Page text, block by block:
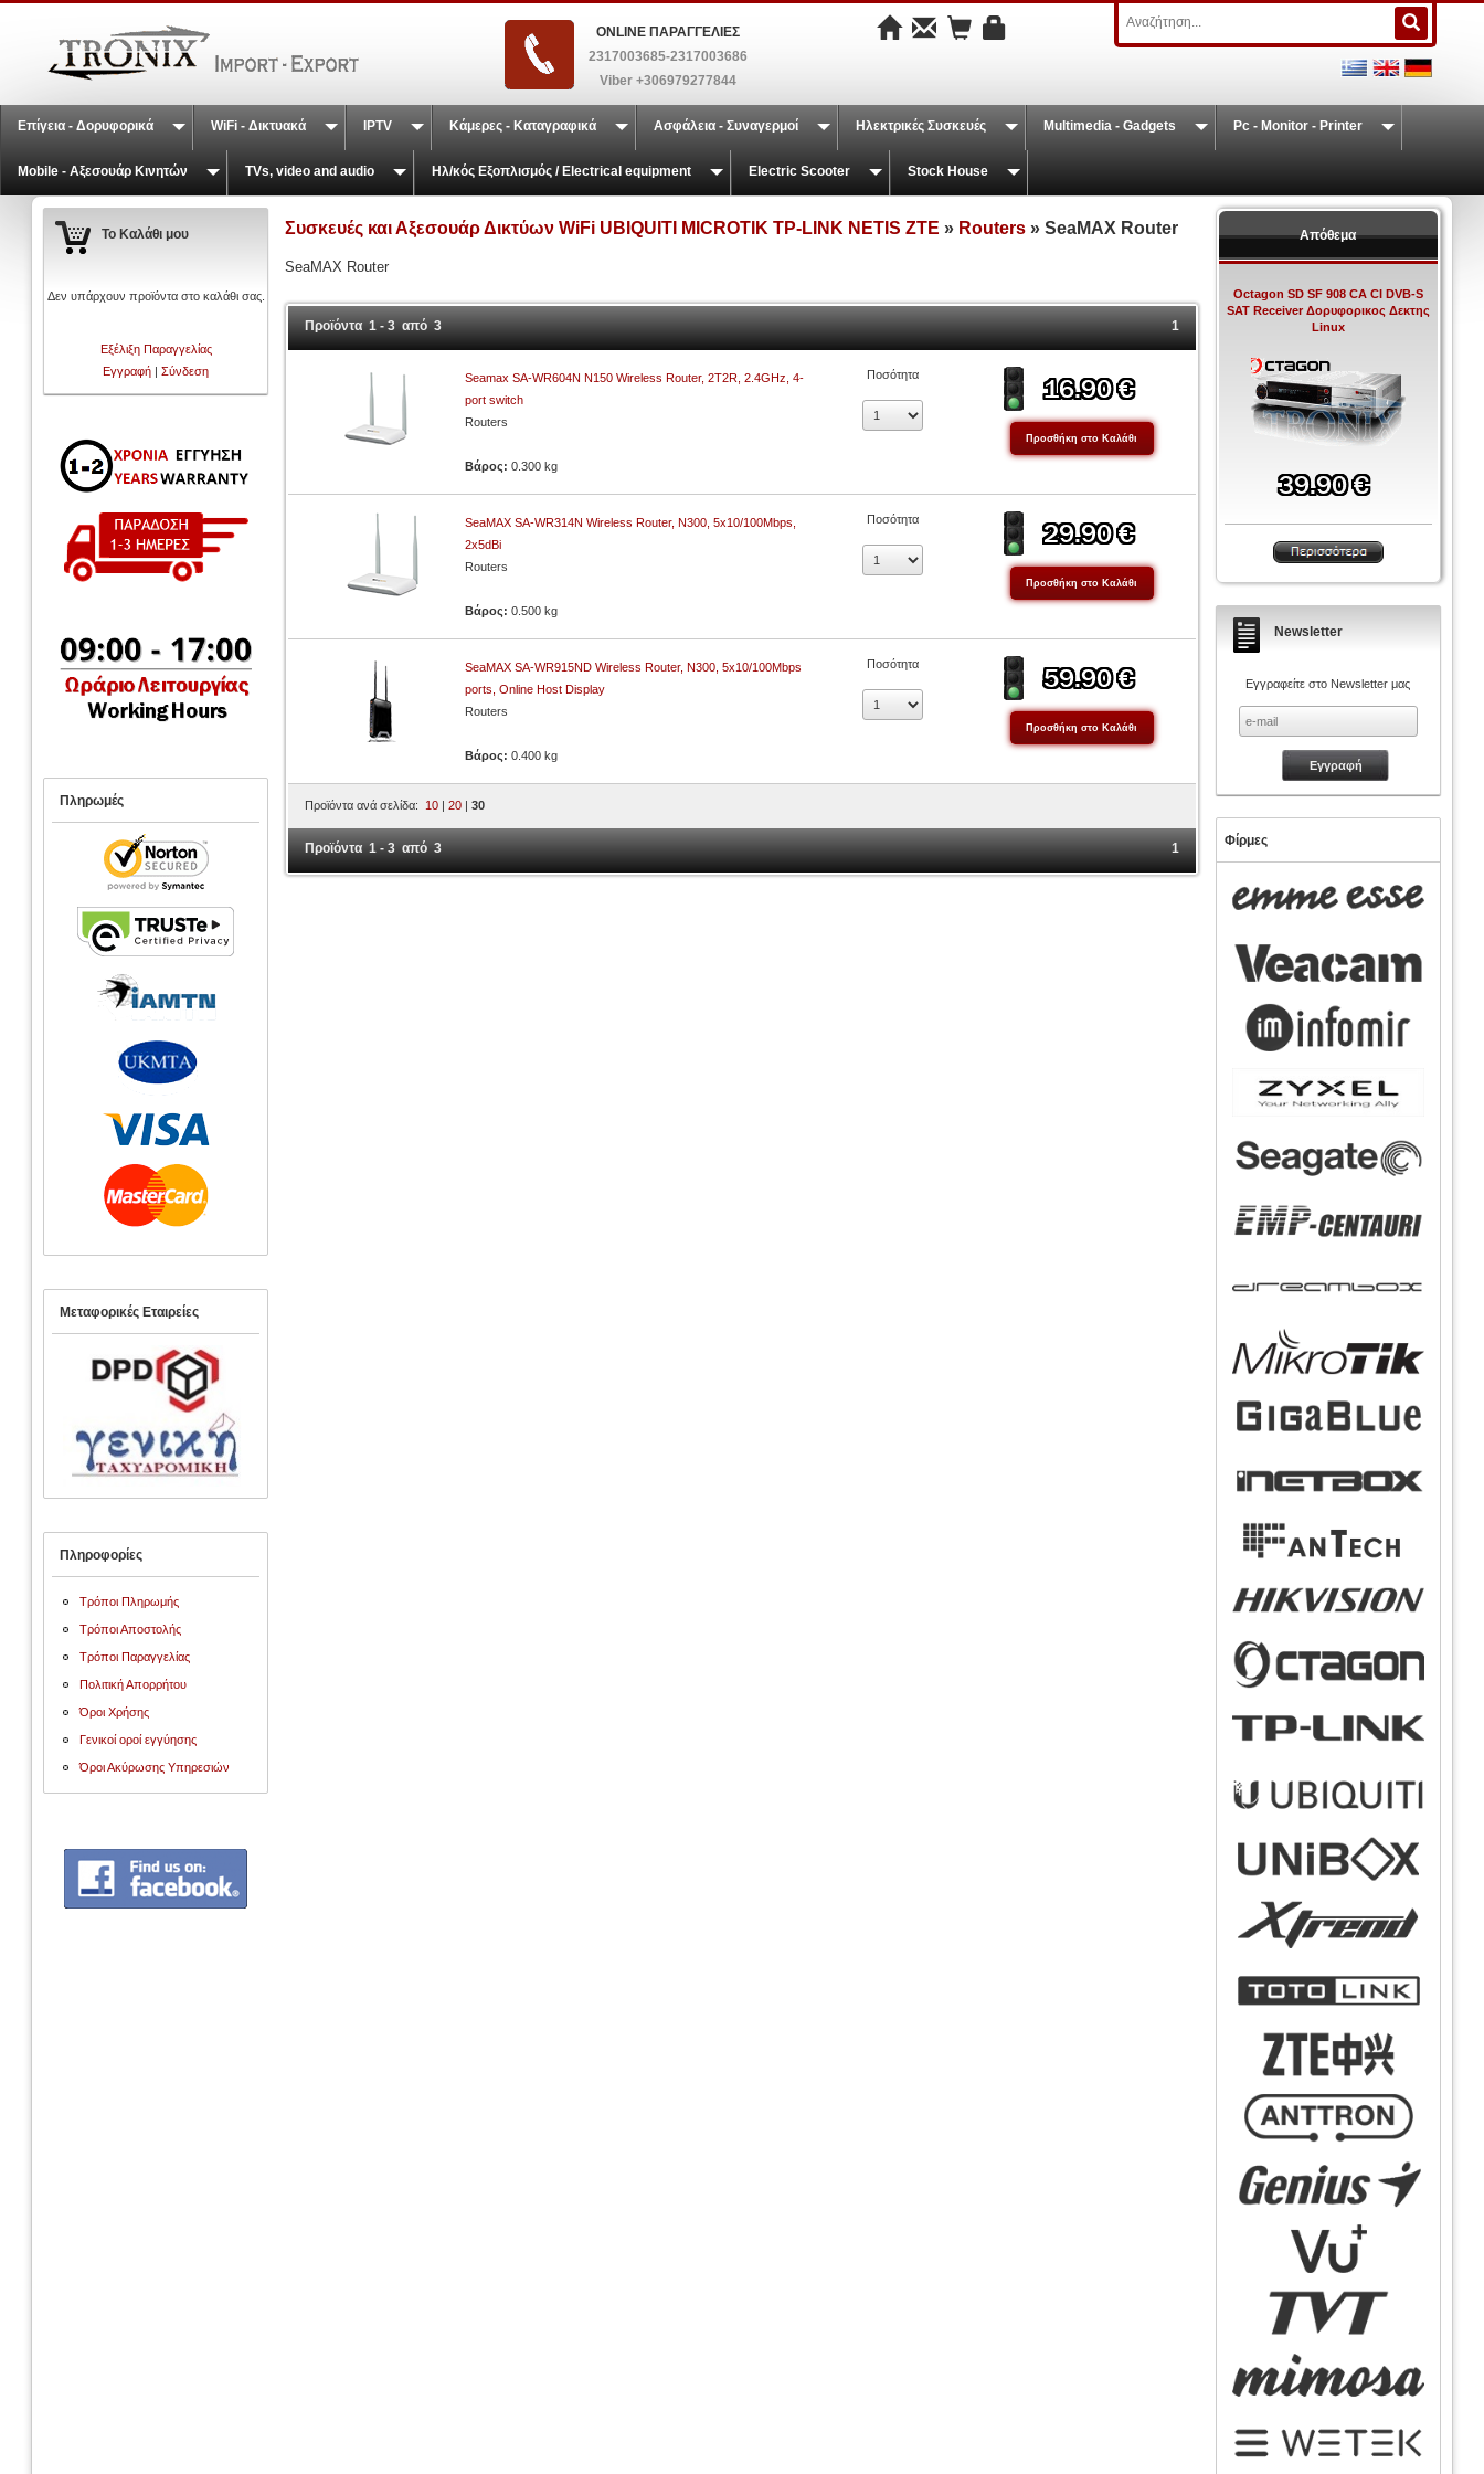
ONLINE ΠΑΡΑΓΓΕΛΙΕΣ
2317003685-2317003686
Viber +306979277844
Επίγεια - Δορυφορικά WiFi - Δικτυακά IPTV Κάμερες - Καταγραφικά Ασφάλεια - Συναγερμοί Ηλεκτρικές Συσκευές Multimedia - Gadgets Pc - Monitor - Printer
Mobile - Αξεσουάρ Κινητών TVs, video and audio Ηλ/κός Εξοπλισμός / Electrical equipment Electric Scooter Stock House
Το Καλάθι μου
Δεν υπάρχουν προϊόντα στο καλάθι σας.
Εξέλιξη Παραγγελίας
Εγγραφή |Σύνδεση
Πληρωμές
Μεταφορικές Εταιρείες
Πληροφορίες
Τρόποι Πληρωμής
Τρόποι Αποστολής
Τρόποι Παραγγελίας
Πολιτική Απορρήτου
Όροι Χρήσης
Γενικοί οροί εγγύησης
Όροι Ακύρωσης Υπηρεσιών
Συσκευές και Αξεσουάρ Δικτύων WiFi UBIQUITI MICROTIK TP-LINK NETIS ZTE » Routers » SeaMAX Router
SeaMAX Router
Προϊόντα 1 - 3 από 3 1
Seamax SA-WR604N N150 Wireless Router, 2T2R, 2.4GHz, 4-
port switch
Routers
Βάρος:0.300 kg
Ποσότητα
SeaMAX SA-WR314N Wireless Router, N300, 5x10/100Mbps,
2x5dBi
Routers
Βάρος:0.500 kg
Ποσότητα
SeaMAX SA-WR915ND Wireless Router, N300, 5x10/100Mbps
ports, Online Host Display
Routers
Βάρος:0.400 kg
Ποσότητα
Προϊόντα ανά σελίδα: 10 |20 |30
Προϊόντα 1 - 3 από 3 1
Απόθεμα
Octagon SD SF 908 CA CI DVB-S
SAT Receiver Δορυφορικος Δεκτης
Linux
Newsletter
Εγγραφείτε στο Newsletter μας
Φίρμες